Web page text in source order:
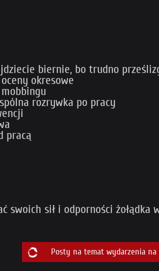
biernie, bo trudno
okresowe
rozrywka po pracy
pracą
swoich sił i odporności żołądka
Posty na temat wydarzenia na